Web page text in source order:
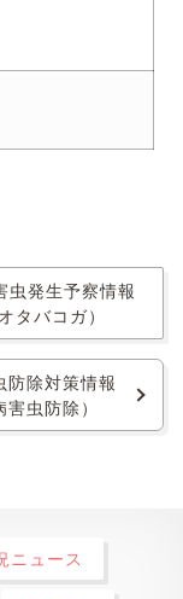
虫発生予察情報
バコガ）
防除対策情報
虫防除）
ニュース